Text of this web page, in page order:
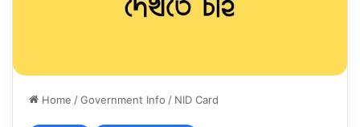
Home /Government Info / NID Card